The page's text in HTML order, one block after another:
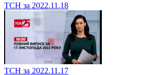
ТСН за 2022.11.18
ТСН за 2022.11.17